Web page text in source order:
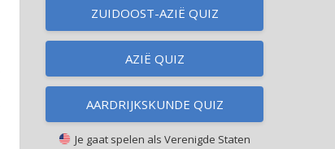
ZUIDOOST-AZIË QUIZ
AZIË QUIZ
AARDRIJKSKUNDE QUIZ
Je gaat spelen als Verenigde Staten